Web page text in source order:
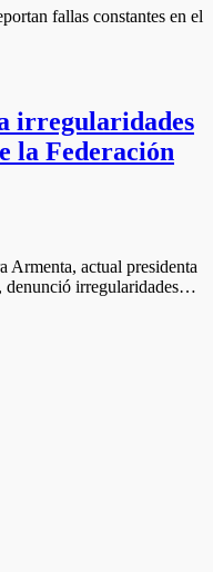
fallas constantes en el
irregularidades
la Federación
Armenta, actual presidenta
denunció irregularidades…